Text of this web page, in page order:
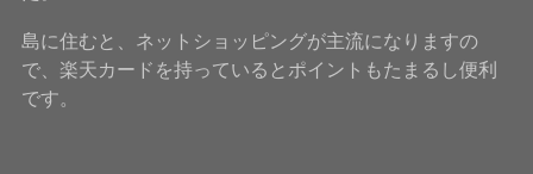
島に住むと、ネットショッピングが主流になりますの
で、楽天カードを持っているとポイントもたまるし便利
です。